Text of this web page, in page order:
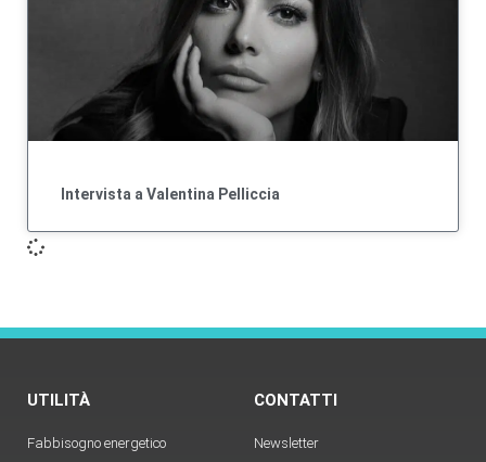
Intervista a Valentina Pelliccia
UTILITÀ
Fabbisogno energetico
CONTATTI
Newsletter